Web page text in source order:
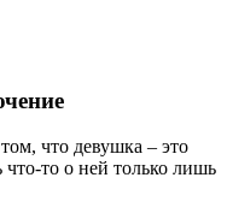
что девушка – это
что-то о ней только лишь